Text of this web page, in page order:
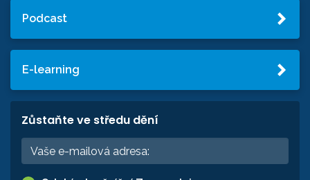
Podcast
E-learning
Zůstaňte ve středu dění